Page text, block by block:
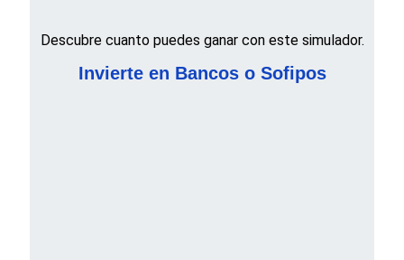
Descubre cuanto puedes ganar con este simulador.
Invierte en Bancos o Sofipos